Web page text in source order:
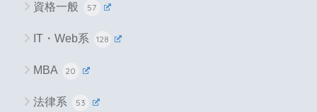
資格一般 57
IT・Web系 128
MBA 20
法律系 53